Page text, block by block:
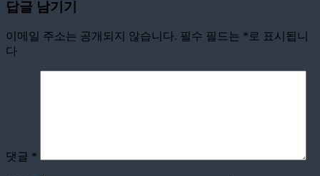
답글 남기기
이메일 주소는 공개되지 않습니다. 필수 필드는 * 로 표시됩니
다
댓글 *